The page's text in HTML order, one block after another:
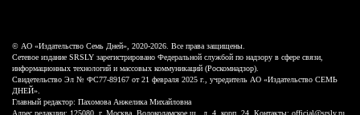
© АО «Издательство Семь Дней», 2020-2026. Все права защищены.
Сетевое издание SRSLY зарегистрировано Федеральной службой по надзору в сфере связи,
информационных технологий и массовых коммуникаций (Роскомнадзор).
Свидетельство Эл № ФС77-89167 от 21 февраля 2025 г., учредитель АО «Издательство СЕМЬ
ДНЕЙ».
Главный редактор: Пахомова Анжелика Михайловна
Адрес редакции: 125080, г. Москва, Волоколамское ш., д. 4, корп. 24. Контакты: official@srsly.ru,